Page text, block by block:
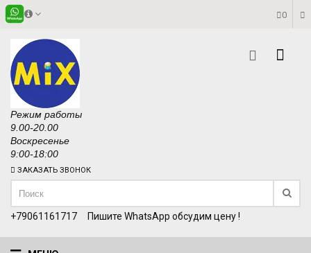
0
Режим работы
9.00-20.00
Воскресенье
9:00-18:00
ЗАКАЗАТЬ ЗВОНОК
+79061161717 Пишите WhatsApp обсудим цену !